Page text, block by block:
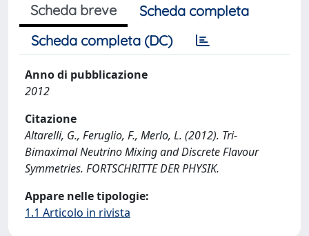
Scheda breve
Scheda completa
Scheda completa (DC)
Anno di pubblicazione
2012
Citazione
Altarelli, G., Feruglio, F., Merlo, L. (2012). Tri-
Bimaximal Neutrino Mixing and Discrete Flavour
Symmetries. FORTSCHRITTE DER PHYSIK.
Appare nelle tipologie:
1.1 Articolo in rivista